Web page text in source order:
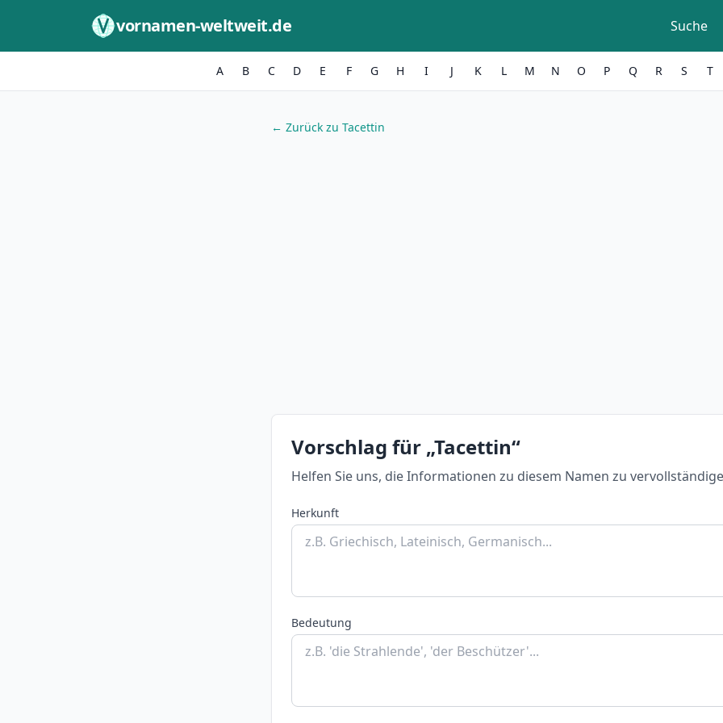
vornamen-weltweit.de Suche
A B C D E F G H I J K L M N O P Q R S T
← Zurück zu Tacettin
Vorschlag für „Tacettin“
Helfen Sie uns, die Informationen zu diesem Namen zu
Herkunft
Bedeutung